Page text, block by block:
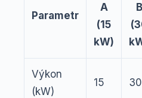
Parametr
A
(15
kW)
B
Výkon
(kW)
15 30